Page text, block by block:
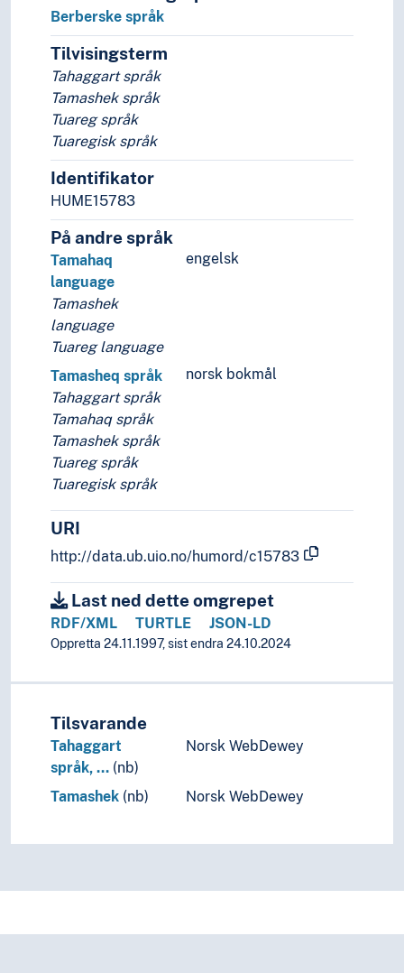
Ugrupperte språk
Uralske språk
Viet-muong språk
Substrat
Særspråk
Trua språk
Verdsspråk
Språkevna
Språkhistorie
Språkkultur
Berberske språk
Tilvisingsterm
Tahaggart språk
Tamashek språk
Tuareg språk
Tuaregisk språk
Identifikator
HUME15783
På andre språk
engelsk
Tamahaq
language
Tamashek
language
Tuareg language
norsk bokmål
Tamasheq språk
Tahaggart språk
Tamahaq språk
Tamashek språk
Tuareg språk
Tuaregisk språk
URI
http://data.ub.uio.no/humord/c15783
Last ned dette omgrepet
RDF/XML TURTLE JSON-LD
Oppretta 24.11.1997, sist endra 24.10.2024
Tilsvarande
Tahaggart
språk, … (nb)
Norsk WebDewey
Tamashek (nb) Norsk WebDewey